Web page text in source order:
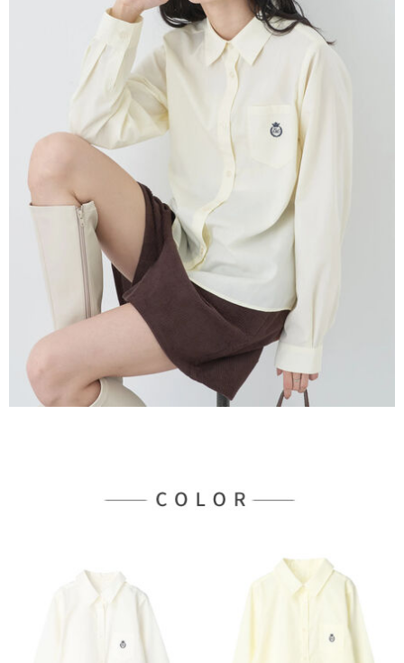
用戶於交易時，得透過本服務購買商品或服務，並由商店將買賣／分期付款
買賣價金債權讓與本公司後，依約使用本公司帳單繳交帳款。
2.基於同意付款使用「大哥付你分期」之契約關係目的，商店將以您的個人
資料（包含姓名、電話或地址）提供予台灣大哥大進項蒐集、處理及利用，
由本公司與您本人進行分期帳單所需資料之確認、核對及更正。
3.完整用戶服務條款，請詳閱以下連結：
https://oppay.tw/userRule
※ 請注意：結帳手續完成當下不需立刻繳費，但若您需要取消訂單，請聯絡
購買商品的店家。未經商家同意取消之訂單仍視為有效，需透過AFTEE先享
※ 交易是否成功請以「AFTEE先享後付 」之結帳頁面顯示為準，若有關於
是否繳費成功／繳費後需取消欲退款等相關疑問，請聯繫「AFTEE先享後付
客戶支援中心」
https://netprotections.freshdesk.com/support/home
【注意事項】
１．透過由恩沛科技股份有限公司提供之「AFTEE先享後付」服務完成之交
易，需依本服務之必要範圍內提供個人資料，並將交易相關給付款項請求債
權轉讓予恩沛科技股份有限公司。
２．關於個人資料處理事宜，請瀏覽以下網址：
https://aftee.tw/terms/#terms3
３．未成年的使用者請事先徵得法定代理人或監護人之同意方可使用
「AFTEE先享後付」，若未經同意申辦者引起之損失，本公司不負相關責
４．使用「AFTEE先享後付」時，將依據個別帳號之用戶狀況，依本公司即
時審查核予不同之上限額度；若仍有額度不足之情形，本公司將視審查結果
請求用戶進行身份認證。
５．嚴禁一人註冊多個帳號或使用他人資訊註冊。若發現惡意使用之情形，
恩沛科技股份有限公司將有權停止該用戶之使用額度並採取法律行動。
每筆NT$60，滿NT$888(含以上)免運費
萊爾富純取貨
每筆NT$60，滿NT$888(含以上)免運費
每筆NT$60，滿NT$888(含以上)免運費
7-11純取貨
每筆NT$60，滿NT$888(含以上)免運費
每筆NT$90，滿NT$888(含以上)免運費